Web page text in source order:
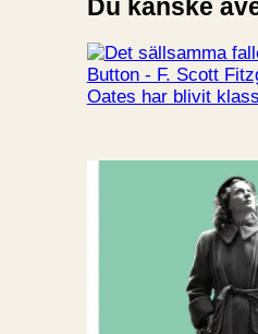
Du kanske
Oates har blivit